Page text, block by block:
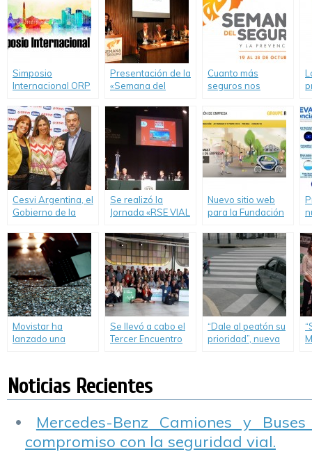
Simposio
Internacional ORP
y 2 de Noviembre
Presentación de la
«Semana del
Prevención»
Cuanto más
seguros nos
menos percibimos
los riesgos
Cesvi Argentina, el
Gobierno de la
capacitaron a
periodistas sobre
el uso de Butacas
de Seguridad (SRI)
Se realizó la
Jornada «RSE VIAL
en las empresas»
Nuevo sitio web
para la Fundación
Groupe Renault.
Movistar ha
lanzado una
los riesgos de
utilizar el celular
mientras se
Se llevó a cabo el
Tercer Encuentro
“Dale al peatón su
prioridad”, nueva
Noticias Recientes
Mercedes-Benz Camiones y
compromiso con la seguridad vial.